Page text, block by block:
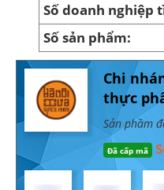
Số doanh nghiệp
Số sản phẩm:
Chi
thực
Sản phầm
Đã cấp mã